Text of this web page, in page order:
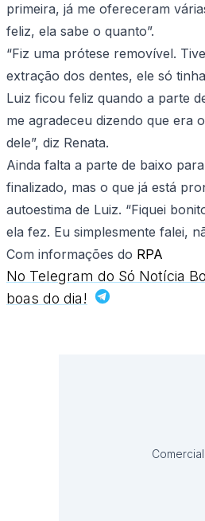
primeira, já me ofereceram
feliz, ela sabe o quanto”.
“Fiz uma prótese removível.
extração dos dentes, ele só
Luiz ficou feliz quando a parte
me agradeceu dizendo que era
dele”, diz Renata.
Ainda falta a parte de baixo
finalizado, mas o que já está
autoestima de Luiz. “Fiquei
ela fez. Eu simplesmente falei,
Com informações do RPA
No Telegram do Só Notícia
boas do dia!
Comercial